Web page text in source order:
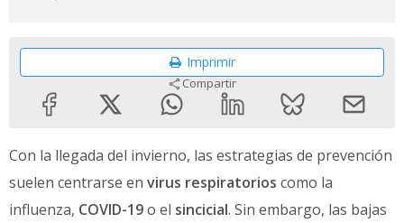
Imprimir
Compartir
Con la llegada del invierno, las estrategias de prevención
suelen centrarse en virus respiratorios como la
influenza, COVID-19o el sincicial. Sin embargo, las bajas